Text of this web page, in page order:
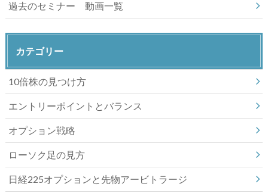
過去のセミナー 動画一覧
カテゴリー
10倍株の見つけ方
エントリーポイントとバランス
オプション戦略
ローソク足の見方
日経225オプションと先物アービトラージ